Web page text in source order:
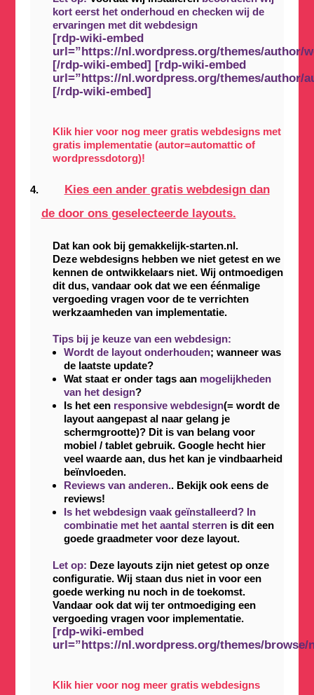
kort eerst het onderhoud en checken wij de
ervaringen met dit webdesign
[rdp-wiki-embed
url=”https://nl.wordpress.org/themes/author/
[/rdp-wiki-embed] [rdp-wiki-embed
url=”https://nl.wordpress.org/themes/author/
[/rdp-wiki-embed]
Klik hier voor nog meer gratis webdesigns met
gratis implementatie (autor=automattic of
wordpressdotorg)!
Kies een ander gratis webdesign dan
de door ons geselecteerde layouts.
Dat kan ook bij gemakkelijk-starten.nl.
Deze webdesigns hebben we niet getest en we
kennen de ontwikkelaars niet. Wij ontmoedigen
dit dus, vandaar ook dat we een éénmalige
vergoeding vragen voor de te verrichten
werkzaamheden van implementatie.
Tips bij je keuze van een webdesign:
Wordt de layout onderhouden; wanneer was
de laatste update?
Wat staat er onder tags aan mogelijkheden
van het design?
Is het een responsive webdesign(= wordt de
layout aangepast al naar gelang je
schermgrootte)? Dit is van belang voor
mobiel / tablet gebruik. Google hecht hier
veel waarde aan, dus het kan je vindbaarheid
beïnvloeden.
Reviews van anderen.. Bekijk ook eens de
reviews!
Is het webdesign vaak geïnstalleerd? In
combinatie met het aantal sterrenis dit een
goede graadmeter voor deze layout.
Let op: Deze layouts zijn niet getest op onze
configuratie. Wij staan dus niet in voor een
goede werking nu noch in de toekomst.
Vandaar ook dat wij ter ontmoediging een
vergoeding vragen voor implementatie.
[rdp-wiki-embed
url=”https://nl.wordpress.org/themes/browse/
Klik hier voor nog meer gratis webdesigns